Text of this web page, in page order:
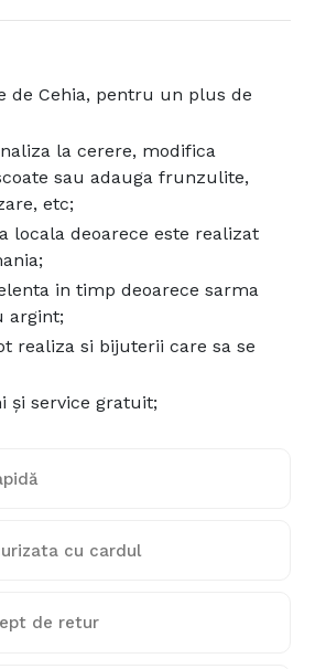
de Cehia, pentru un plus de
la cerere, modifica
sau adauga frunzulite,
etc;
locala deoarece este realizat
in timp deoarece sarma
argint;
realiza si bijuterii care sa se
și service gratuit;
cu cardul
de retur